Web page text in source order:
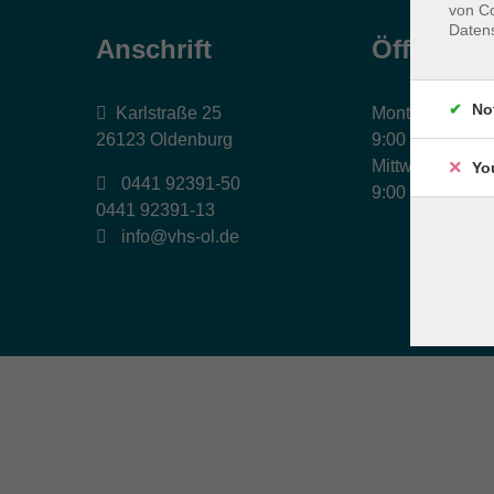
Anschrift
Karlstraße 25
26123 Oldenburg
0441 92391-50
0441 92391-13
info@vhs-ol.de
Montag,
9:00 bis 17:00
Mittwoch und
9:00 bis 12:30
von